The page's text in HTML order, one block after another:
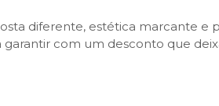
diferente, estética marcante e
garantir com um desconto que